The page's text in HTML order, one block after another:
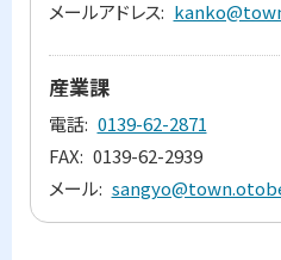
メールアドレス
産業課
電話 0139-62-2871
FAX 0139-62-2939
メール